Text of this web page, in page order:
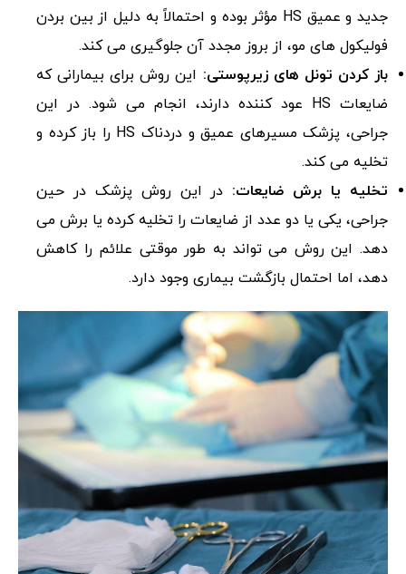
جدید و عمیق HS مؤثر بوده و احتمالاً به دلیل از بین بردن
فولیکول های مو، از بروز مجدد آن جلوگیری می کند.
باز کردن تونل های زیرپوستی: این روش برای بیمارانی که
ضایعات HS عود کننده دارند، انجام می شود. در این
جراحی، پزشک مسیرهای عمیق و دردناک HS را باز کرده و
تخلیه می کند.
تخلیه یا برش ضایعات: در این روش پزشک در حین
جراحی، یکی یا دو عدد از ضایعات را تخلیه کرده یا برش می
دهد. این روش می تواند به طور موقتی علائم را کاهش
دهد، اما احتمال بازگشت بیماری وجود دارد.